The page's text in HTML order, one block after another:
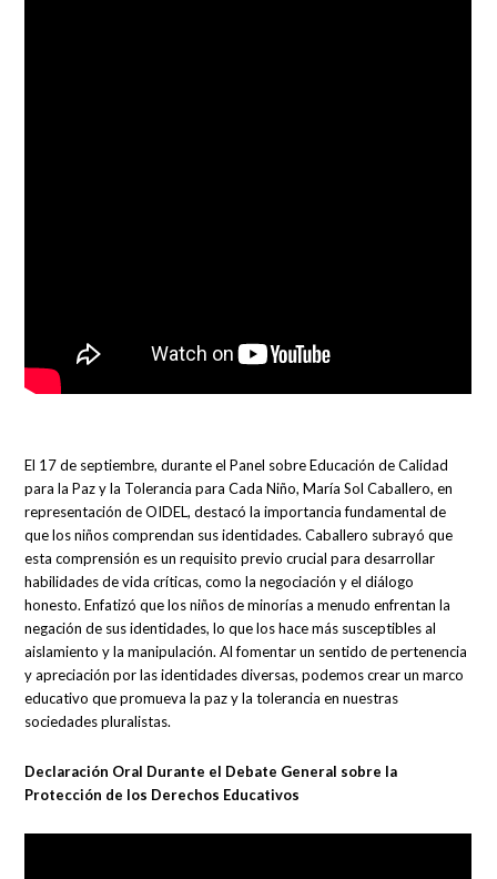
El 17 de septiembre, durante el Panel sobre Educación de Calidad
para la Paz y la Tolerancia para Cada Niño, María Sol Caballero, en
representación de OIDEL, destacó la importancia fundamental de
que los niños comprendan sus identidades. Caballero subrayó que
esta comprensión es un requisito previo crucial para desarrollar
habilidades de vida críticas, como la negociación y el diálogo
honesto. Enfatizó que los niños de minorías a menudo enfrentan la
negación de sus identidades, lo que los hace más susceptibles al
aislamiento y la manipulación. Al fomentar un sentido de pertenencia
y apreciación por las identidades diversas, podemos crear un marco
educativo que promueva la paz y la tolerancia en nuestras
sociedades pluralistas.
Declaración Oral Durante el Debate General sobre la
Protección de los Derechos Educativos